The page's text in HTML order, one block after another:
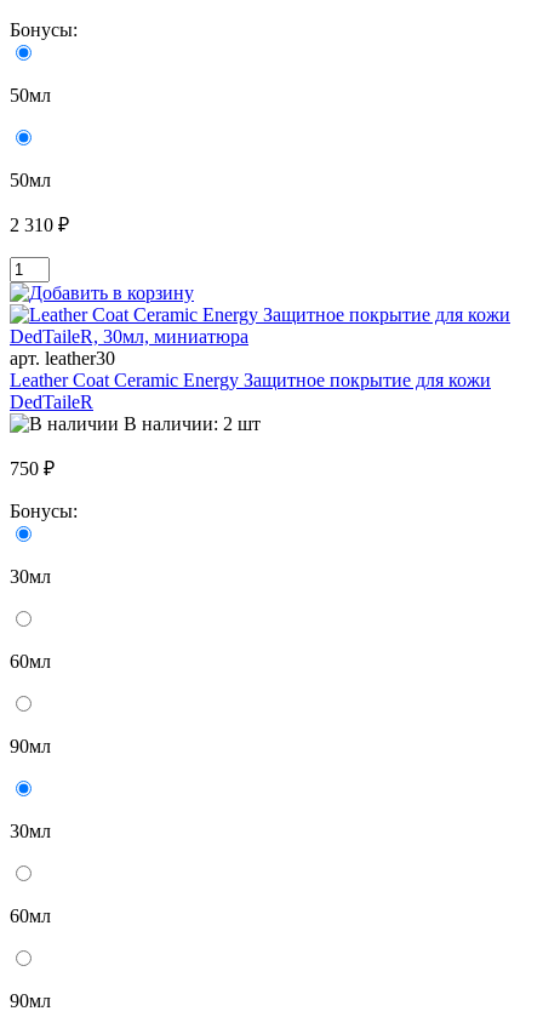
Бонусы:
50мл
50мл
2 310 ₽
арт. leather30
Leather Coat Ceramic Energy Защитное покрытие для кожи
DedTaileR
В наличии: 2 шт
750 ₽
Бонусы:
30мл
60мл
90мл
30мл
60мл
90мл